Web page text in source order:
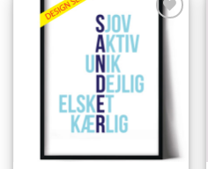
ønskeliste